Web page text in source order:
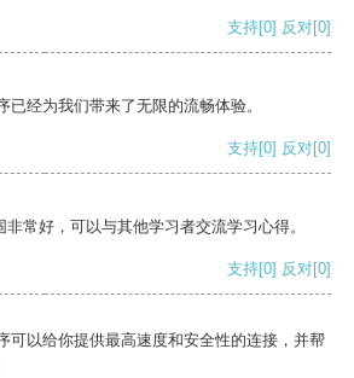
支持[0] 反对[0]
经为我们带来了无限的流畅体验。
支持[0] 反对[0]
常好，可以与其他学习者交流学习心得。
支持[0] 反对[0]
可以给你提供最高速度和安全性的连接，并帮